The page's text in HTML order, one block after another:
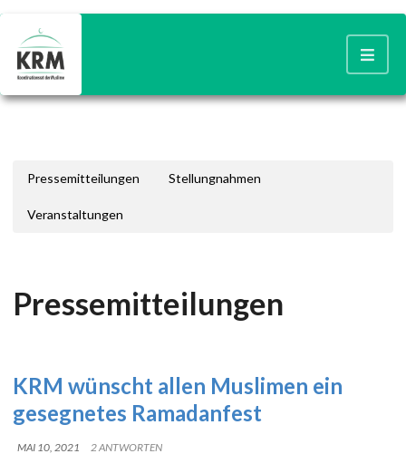
Pressemitteilungen Stellungnahmen
Veranstaltungen
Pressemitteilungen
KRM wünscht allen Muslimen ein
gesegnetes Ramadanfest
MAI 10, 2021 2 ANTWORTEN